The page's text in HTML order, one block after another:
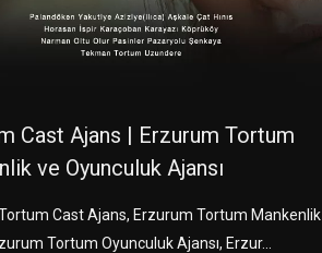
Cast Ajans | Erzurum Tortum
ve Oyunculuk Ajansı
Cast Ajans, Erzurum Tortum Mankenlik
Tortum Oyunculuk Ajansı, Erzur...